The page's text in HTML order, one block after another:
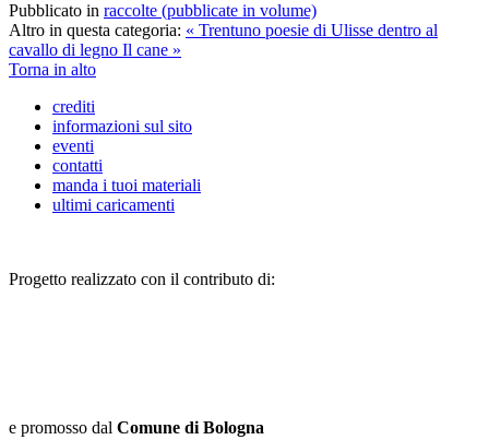
Pubblicato in raccolte (pubblicate in volume)
Altro in questa categoria: « Trentuno poesie di Ulisse dentro al
cavallo di legno Il cane »
Torna in alto
crediti
informazioni sul sito
eventi
contatti
manda i tuoi materiali
ultimi caricamenti
Progetto realizzato con il contributo di:
e promosso dal Comune di Bologna